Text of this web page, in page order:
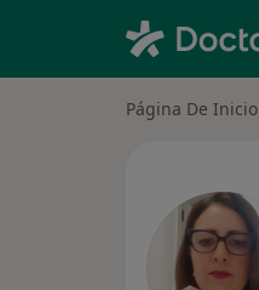
Página De Inicio